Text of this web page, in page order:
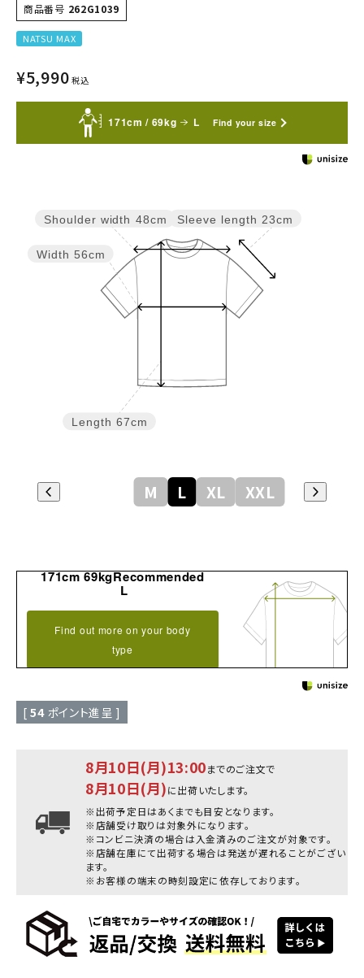
商品番号 262G1039
NATSU MAX
¥5,990 税込
171cm / 69kg L Find your size
Sleeve length 23cm
Length 67cm
Width 56cm
Shoulder width 48cm
M L XL XXL
171cm 69kgRecommended
L
Find out more on your body
type
[ 54 ポイント進呈 ]
8月10日(月)13:00までのご注文で
8月10日(月)に出荷いたします。
※出荷予定日はあくまでも目安となります。
※店舗受け取りは対象外になります。
※コンビニ決済の場合は入金済みのご注文が対象です。
※店舗在庫にて出荷する場合は発送が遅れることがござい
ます。
※お客様の端末の時刻設定に依存しております。